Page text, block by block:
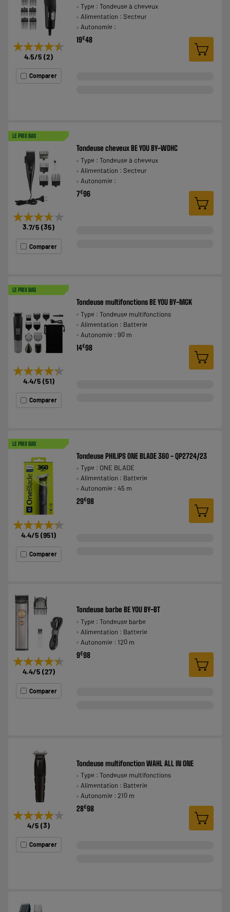
★★★★★
★★★★★
4.5/5 (2)
Comparer
Type : Tondeuse à cheveux
Alimentation : Secteur
Autonomie :
19€48
LE PRIX BAS
★★★★★
★★★★★
3.7/5 (35)
Comparer
Tondeuse cheveux BE YOU BY-WDHC
Type : Tondeuse à cheveux
Alimentation : Secteur
Autonomie :
7€96
LE PRIX BAS
★★★★★
★★★★★
4.4/5 (51)
Comparer
Tondeuse multifonctions BE YOU BY-MGK
Type : Tondeuse multifonctions
Alimentation : Batterie
Autonomie : 90 m
14€98
LE PRIX BAS
★★★★★
★★★★★
4.4/5 (951)
Comparer
Tondeuse PHILIPS ONE BLADE 360 - QP2724/23
Type : ONE BLADE
Alimentation : Batterie
Autonomie : 45 m
29€98
★★★★★
★★★★★
4.4/5 (27)
Comparer
Tondeuse barbe BE YOU BY-BT
Type : Tondeuse barbe
Alimentation : Batterie
Autonomie : 120 m
9€98
★★★★★
★★★★★
4/5 (3)
Comparer
Tondeuse multifonction WAHL ALL IN ONE
Type : Tondeuse multifonctions
Alimentation : Batterie
Autonomie : 210 m
28€98